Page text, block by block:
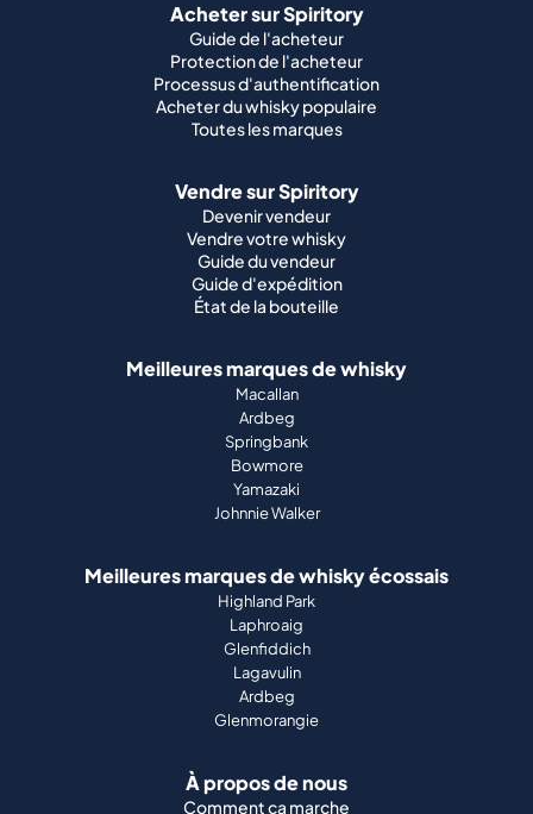
Acheter sur Spiritory
Guide de l'acheteur
Protection de l'acheteur
Processus d'authentification
Acheter du whisky populaire
Toutes les marques
Vendre sur Spiritory
Devenir vendeur
Vendre votre whisky
Guide du vendeur
Guide d'expédition
État de la bouteille
Meilleures marques de whisky
Macallan
Ardbeg
Springbank
Bowmore
Yamazaki
Johnnie Walker
Meilleures marques de whisky écossais
Highland Park
Laphroaig
Glenfiddich
Lagavulin
Ardbeg
Glenmorangie
À propos de nous
Comment ça marche